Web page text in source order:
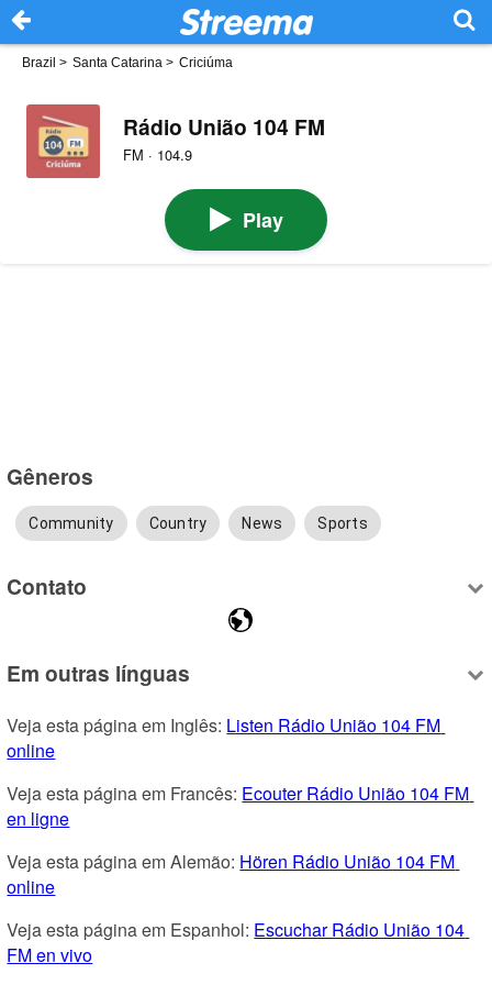
Brazil > Santa Catarina > Criciúma
Rádio União 104 FM
FM · 104.9
Play
Gêneros
Community Country News Sports
Contato
Em outras línguas
Veja esta página em Inglês: Listen Rádio União 104 FM
online
Veja esta página em Francês: Ecouter Rádio União 104 FM
en ligne
Veja esta página em Alemão: Hören Rádio União 104 FM
online
Veja esta página em Espanhol: Escuchar Rádio União 104
FM en vivo